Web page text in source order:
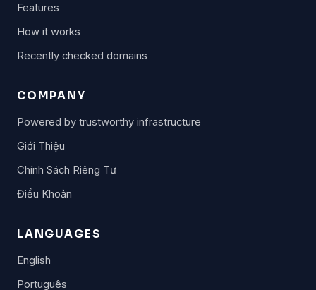
Features
How it works
Recently checked domains
COMPANY
Powered by trustworthy infrastructure
Giới Thiệu
Chính Sách Riêng Tư
Điều Khoản
LANGUAGES
English
Português